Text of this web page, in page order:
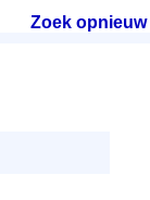
Zoek opnieuw.